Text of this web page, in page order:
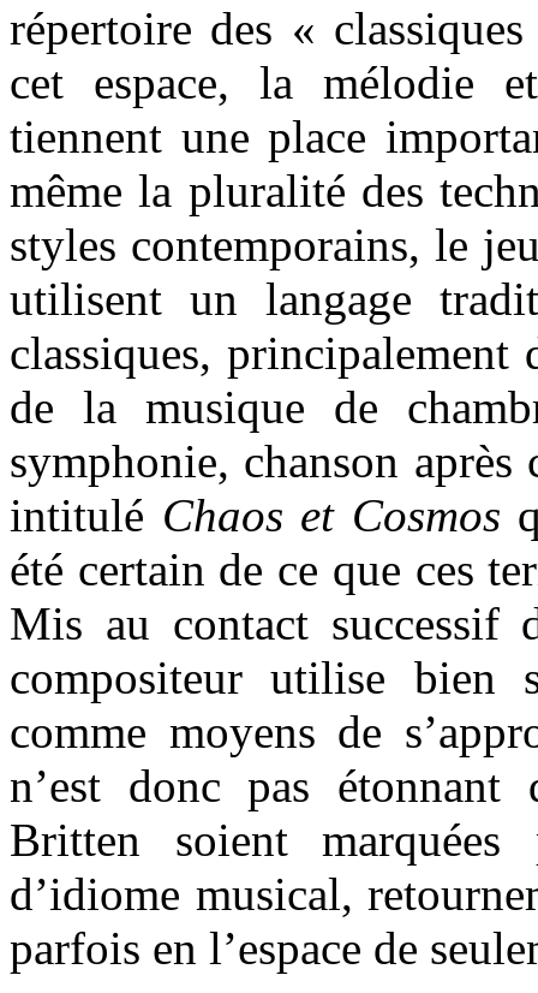
répertoire des «
cet espace, la mélodie
tiennent une place
même la pluralité des
styles contemporains, le
utilisent un langage
classiques, principalement
de la musique de
symphonie, chanson
intitulé Chaos et Cosmos
été certain de ce que ces
Mis au contact successif
compositeur utilise bien
comme moyens de
n’est donc pas
Britten soient marquées
d’idiome musical,
parfois en l’espace de